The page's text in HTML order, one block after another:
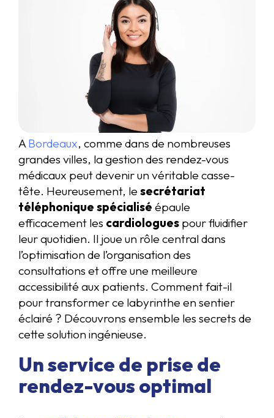
A Bordeaux, comme dans de nombreuses
grandes villes, la gestion des rendez-vous
médicaux peut devenir un véritable casse-
tête. Heureusement, le secrétariat
téléphonique spécialisé épaule
efficacement les cardiologues pour fluidifier
leur quotidien. Il joue un rôle central dans
l’optimisation de l’organisation des
consultations et offre une meilleure
accessibilité aux patients. Comment fait-il
pour transformer ce labyrinthe en sentier
éclairé ? Découvrons ensemble les secrets de
cette solution ingénieuse.
Un service de prise de
rendez-vous optimal